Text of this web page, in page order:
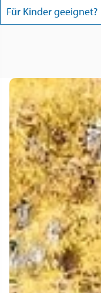
Für Kinder geeignet?